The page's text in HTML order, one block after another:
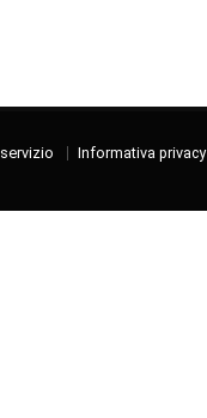
Informativa privacy